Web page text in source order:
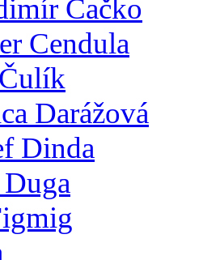
Čačko
Cendula
Darážová
Dinda